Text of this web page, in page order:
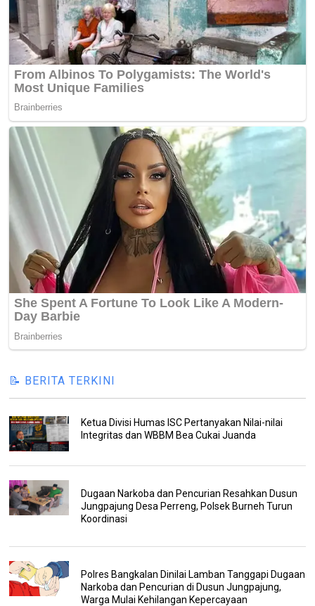
📝 BERITA TERKINI
Ketua Divisi Humas ISC Pertanyakan Nilai-nilai
Integritas dan WBBM Bea Cukai Juanda
Dugaan Narkoba dan Pencurian Resahkan Dusun
Jungpajung Desa Perreng, Polsek Burneh Turun
Koordinasi
Polres Bangkalan Dinilai Lamban Tanggapi Dugaan
Narkoba dan Pencurian di Dusun Jungpajung,
Warga Mulai Kehilangan Kepercayaan